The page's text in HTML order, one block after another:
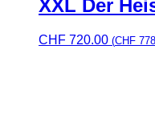
XXL Der
CHF 720.00 (CHF